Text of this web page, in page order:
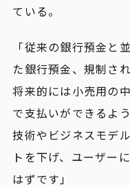
ている。
「従来の銀行預金と
た銀行預金、規制さ
将来的には小売用の
で支払いができるよ
技術やビジネスモデ
トを下げ、ユーザー
はずです」